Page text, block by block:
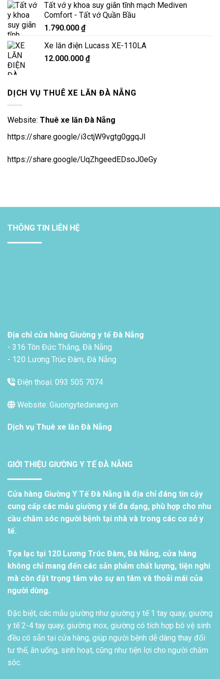
Tất vớ y khoa suy giãn tĩnh mạch Mediven
Comfort - Tất vớ Quần Bầu
1.790.000 ₫
Xe lăn điện Lucass XE-110LA
12.000.000 ₫
DỊCH VỤ THUÊ XE LĂN ĐÀ NẴNG
Website: Thuê xe lăn Đà Nẵng
https://share.google/i3ctjW9vgtg0ggqJl
https://share.google/UqZhgeedEDsoJ0eGy
THÔNG TIN LIÊN HỆ
Địa chỉ cửa hàng Giường y tế Đà Nẵng
- 316 Tôn Đức Thắng, Đà Nẵng
- 120 Lương Trúc Đàm, Đà Nẵng
Điện thoại: 093 505 7074
Website: Giuongytedanang.vn
Dịch vụ Thuê xe lăn Đà Nẵng
GIỚI THIỆU GIƯỜNG Y TẾ ĐÀ NẴNG
Cửa hàng Giường Y Tế Đà Nẵng là địa chỉ đáng tin cậy
cung cấp các mẫu giường y tế đa dạng, phù hợp cho nhu
cầu chăm sóc người bệnh tại nhà và trong các cơ sở y
tế.
Tọa lạc tại 120 Lương Trúc Đàm, Đà Nẵng, cửa hàng
không chỉ mang đến các sản phẩm chất lượng, tiện nghi
mà còn đặt trọng tâm vào sự an tâm và thoải mái của
người dùng.
Đặc biệt, các mẫu giường như giường y tế 1 tay quay, giường
y tế 2-4 tay quay, giường inox, giường có tích hợp bô vệ sinh
đều có sẵn tại cửa hàng, giúp người bệnh dễ dàng thay đổi
tư thế, ăn uống, sinh hoạt, cũng như tiện lợi cho người chăm
sóc.